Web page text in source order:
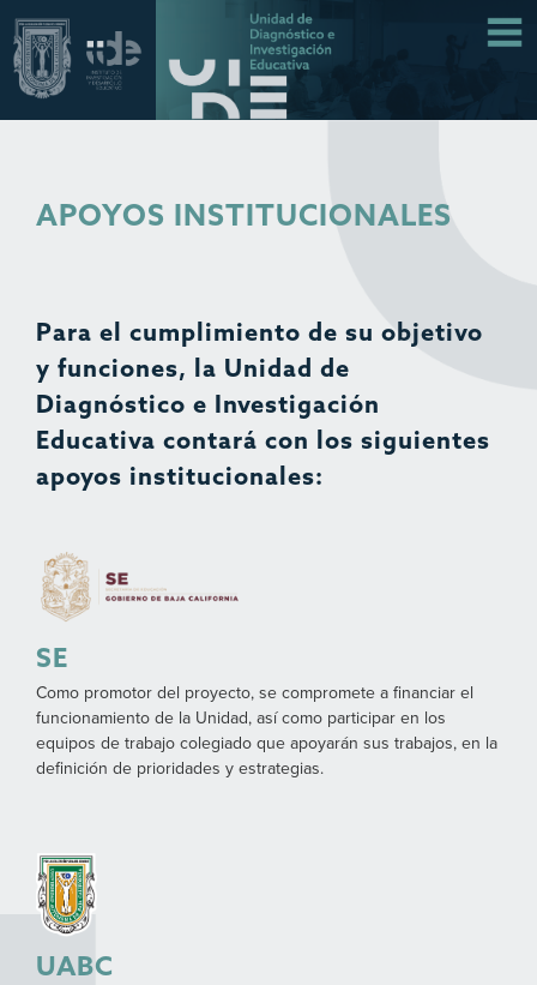
APOYOS INSTITUCIONALES
Para el cumplimiento de su objetivo
y funciones, la Unidad de
Diagnóstico e Investigación
Educativa contará con los siguientes
apoyos institucionales:
SE
Como promotor del proyecto, se compromete a financiar el
funcionamiento de la Unidad, así como participar en los
equipos de trabajo colegiado que apoyarán sus trabajos, en la
definición de prioridades y estrategias.
UABC